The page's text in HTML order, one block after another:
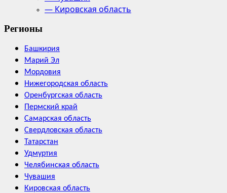
— Кировская область
Регионы
Башкирия
Марий Эл
Мордовия
Нижегородская область
Оренбургская область
Пермский край
Самарская область
Свердловская область
Татарстан
Удмуртия
Челябинская область
Чувашия
Кировская область